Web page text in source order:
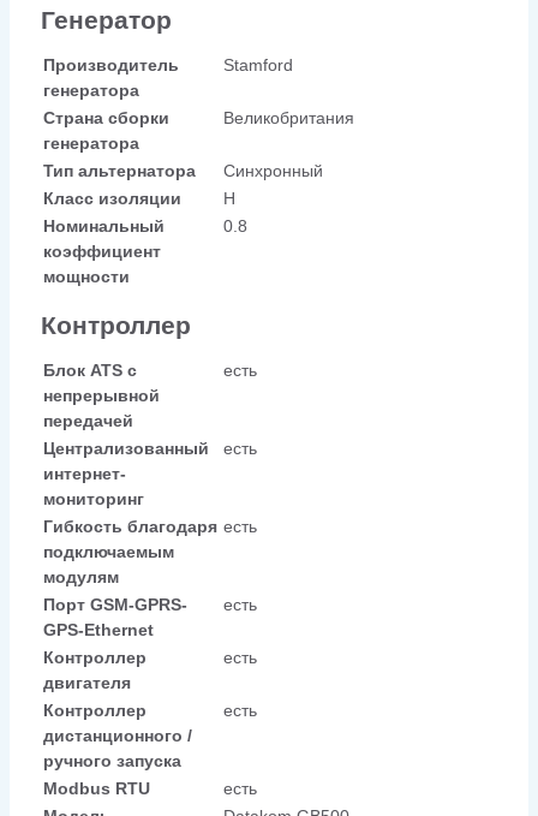
Генератор
Производитель
генератора
Stamford
Страна сборки
генератора
Великобритания
Тип альтернатора
Синхронный
Класс изоляции
H
Номинальный
коэффициент
мощности
0.8
Контроллер
Блок ATS с
непрерывной
передачей
есть
Централизованный
интернет-
мониторинг
есть
Гибкость благодаря
подключаемым
модулям
есть
Порт GSM-GPRS-
GPS-Ethernet
есть
Контроллер
двигателя
есть
Контроллер
дистанционного /
ручного запуска
есть
Modbus RTU
есть